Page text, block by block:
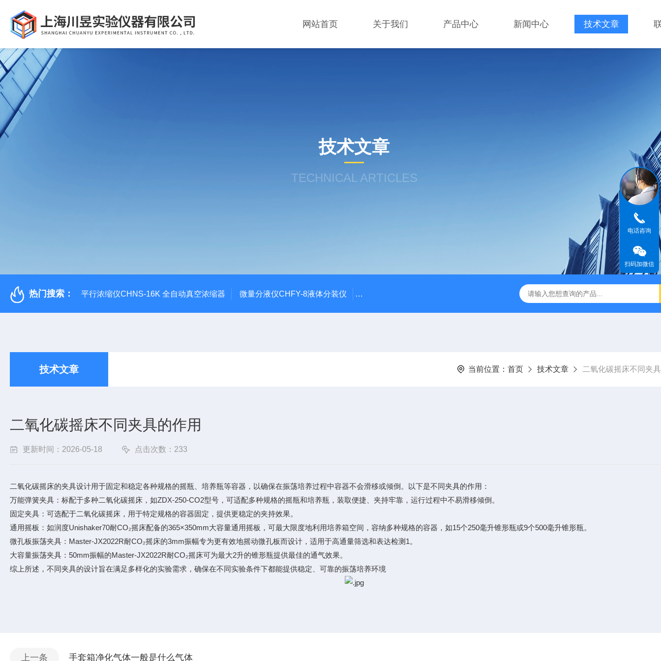
网站首页 关于我们 产品中心 新闻中心 技术文章
技术文章
TECHNICAL ARTICLES
热门搜索： 平行浓缩仪CHNS-16K 全自动真空浓缩器 微量分液仪CHFY-8液体分装仪 全自动放射性水样蒸发浓缩赶酸仪ZDGS-8 厌氧手套箱YQX-I半自动厌氧培养箱
技术文章 当前位置： 首页 技术文章 二氧化碳摇床不同夹
二氧化碳摇床不同夹具的作用
更新时间：2026-05-18 点击次数：233
二氧化碳摇床的夹具设计用于固定和稳定各种规格的摇瓶、培养瓶等容器，以确保在振荡培养过程中容器不会滑移或倾倒。以下是不同夹具的作用：
万能弹簧夹具：标配于多种二氧化碳摇床，如ZDX-250-CO2型号，可适配多种规格的摇瓶和培养瓶，装取便捷、夹持牢靠，运行过程中不易滑移倾倒。
固定夹具：可选配于二氧化碳摇床，用于特定规格的容器固定，提供更稳定的夹持效果。
通用摇板：如润度Unishaker70耐CO₂摇床配备的365×350mm大容量通用摇板，可最大限度地利用培养箱空间，容纳多种规格的容器，如15个250毫升锥形瓶或9个500毫升锥形瓶。
微孔板振荡夹具：Master-JX2022R耐CO₂摇床的3mm振幅专为更有效地摇动微孔板而设计，适用于高通量筛选和表达检测1。
大容量振荡夹具：50mm振幅的Master-JX2022R耐CO₂摇床可为最大2升的锥形瓶提供最佳的通气效果。
综上所述，不同夹具的设计旨在满足多样化的实验需求，确保在不同实验条件下都能提供稳定、可靠的振荡培养环境
上一条 手套箱净化气体一般是什么气体
电话咨询
扫码加微信